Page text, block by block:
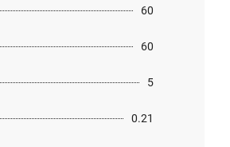
60
60
5
0.21